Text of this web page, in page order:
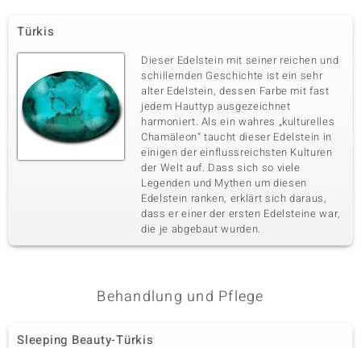
Türkis
Dieser Edelstein mit seiner reichen und
schillernden Geschichte ist ein sehr
alter Edelstein, dessen Farbe mit fast
jedem Hauttyp ausgezeichnet
harmoniert. Als ein wahres „kulturelles
Chamäleon“ taucht dieser Edelstein in
einigen der einflussreichsten Kulturen
der Welt auf. Dass sich so viele
Legenden und Mythen um diesen
Edelstein ranken, erklärt sich daraus,
dass er einer der ersten Edelsteine war,
die je abgebaut wurden.
Behandlung und Pflege
Sleeping Beauty-Türkis